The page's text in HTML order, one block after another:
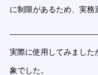
に制限があるため、実務
実際に使用してみました
象でした。